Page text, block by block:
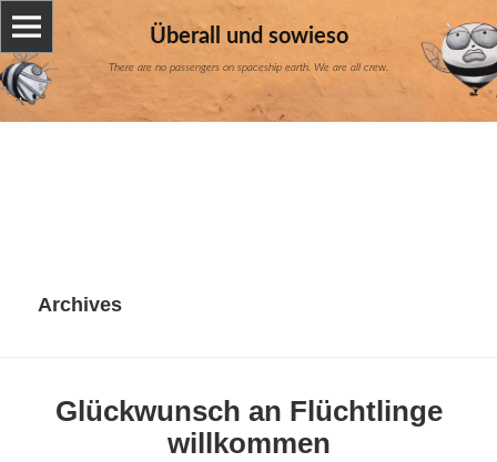
Überall und sowieso
There are no passengers on spaceship earth. We are all crew.
Archives
Glückwunsch an Flüchtlinge
willkommen